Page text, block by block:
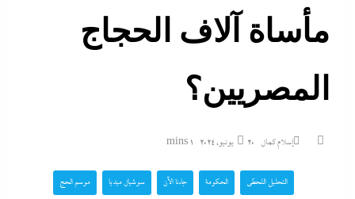
مأساة آلاف الحجاج
المصريين؟
إسلام كمال 20 يونيو، 2024 1 mins
التحليل اللحظي الحكومة جاءنا الآن سوشيال ميديا موسم الحج